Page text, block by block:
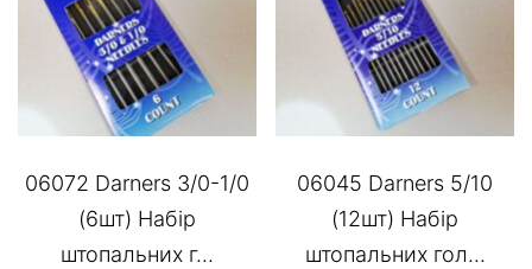
06072 Darners 3/0-1/0
(6шт) Набір
штопальних г...
06045 Darners 5/10
(12шт) Набір
штопальних гол...